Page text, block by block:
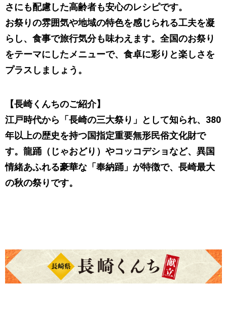
さにも配慮した高齢者も安心のレシピです。
お祭りの雰囲気や地域の特色を感じられる工夫を凝
らし、食事で旅行気分も味わえます。全国のお祭り
をテーマにしたメニューで、食卓に彩りと楽しさを
プラスしましょう。
【長崎くんちのご紹介】
江戸時代から「長崎の三大祭り」として知られ、380
年以上の歴史を持つ国指定重要無形民俗文化財で
す。龍踊（じゃおどり）やコッコデショなど、異国
情緒あふれる豪華な「奉納踊」が特徴で、長崎最大
の秋の祭りです。